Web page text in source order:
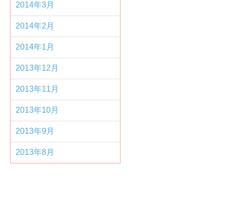
2014年3月
2014年2月
2014年1月
2013年12月
2013年11月
2013年10月
2013年9月
2013年8月